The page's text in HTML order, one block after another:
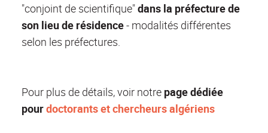
"conjoint de scientifique"dans la préfecturede
son lieu de résidence- modalités différentes
selon les préfectures.
Pour plus de détails, voir notre page dédiée
pourdoctorants et chercheurs algériens